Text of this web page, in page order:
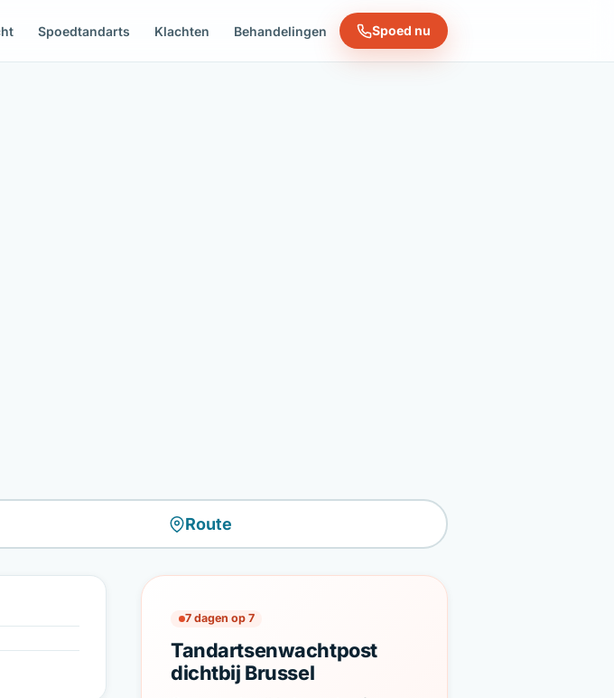
Spoedtandarts Klachten Behandelingen Spoed nu
Route
7 dagen op 7
Tandartsenwachtpost
dichtbij Brussel